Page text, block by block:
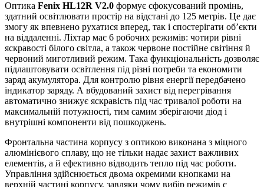
Оптика Fenix HL12R V2.0 формує сфокусований промінь,
здатний освітлювати простір на відстані до 125 метрів. Це дає
змогу як впевнено рухатися вперед, так і спостерігати об’єкти
на віддаленні. Ліхтар має 6 робочих режимів: чотири рівні
яскравості білого світла, а також червоне постійне світіння й
червоний миготливий режим. Така функціональність дозволяє
підлаштовувати освітлення під різні потреби та економити
заряд акумулятора. Для контролю рівня енергії передбачено
індикатор заряду. А вбудований захист від перегрівання
автоматично знижує яскравість під час тривалої роботи на
максимальній потужності, тим самим зберігаючи діод і
внутрішні компоненти від пошкоджень.
Фронтальна частина корпусу з оптикою виконана з міцного
алюмінієвого сплаву, що не тільки надає захист важливих
елементів, а й ефективно відводить тепло під час роботи.
Управління здійснюється двома окремими кнопками на
верхній частині корпусу, завдяки чому вибір режимів є